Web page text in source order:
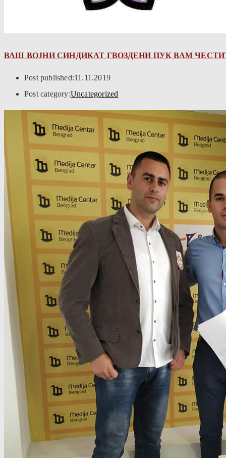
ВАШ ВОЈНИ СИНДИКАТ ГВОЗДЕНИ ПУК ВАМ
Post published:11.11.2019
Post category:Uncategorized